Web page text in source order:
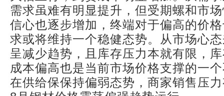
需求虽难有明显提升，但受期螺和市
信心也逐步增加，终端对于偏高的价
求或将维持一个稳健态势。从市场心
呈减少趋势，且库存压力本就有限，
成本偏高也是当前市场价格支撑的一
在供给保保持偏弱态势，商家销售压